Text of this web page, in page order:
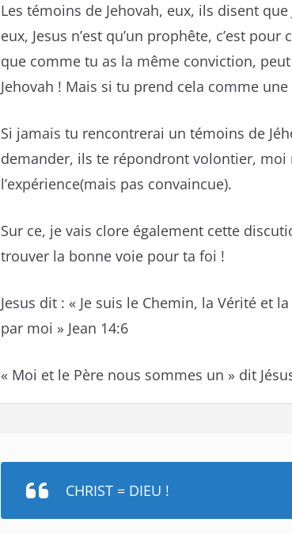
Les témoins de Jehovah, eux, ils disent que
eux, Jesus n’est qu’un prophête, c’est
que comme tu as la même conviction,
Jehovah ! Mais si tu prend cela comme
Si jamais tu rencontrerai un témoins de
demander, ils te répondront volontier, moi
l’expérience(mais pas convaincue).
Sur ce, je vais clore également cette
trouver la bonne voie pour ta foi !
Jesus dit : « Je suis le Chemin, la Vérité et
par moi » Jean 14:6
« Moi et le Père nous sommes un » dit
CHRIST = DIEU !